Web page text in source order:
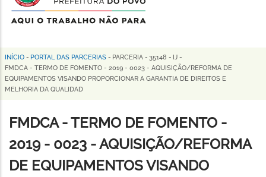
de
Horizonte
Trilha
de
INÍCIO - PORTAL DAS PARCERIAS - PARCERIA - 35148 - IJ -
FMDCA - TERMO DE FOMENTO - 2019 - 0023 - AQUISIÇÃO/REFORMA DE
EQUIPAMENTOS VISANDO PROPORCIONAR A GARANTIA DE DIREITOS E
MELHORIA DA QUALIDAD
FMDCA - TERMO DE FOMENTO -
2019 - 0023 - AQUISIÇÃO/REFORMA
DE EQUIPAMENTOS VISANDO